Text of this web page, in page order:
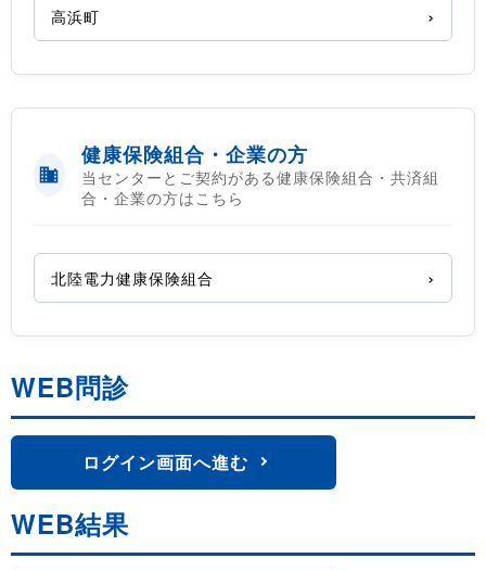
高浜町
健康保険組合・企業の方
当センターとご契約がある健康保険組合・共済組
合・企業の方はこちら
北陸電力健康保険組合
WEB問診
ログイン画面へ進む
WEB結果